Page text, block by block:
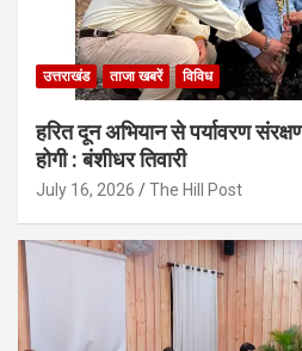
उत्तराखंड ताजा खबरें विविध
हरित दून अभियान से पर्यावरण
होगी : बंशीधर तिवारी
July 16, 2026 The Hill Post